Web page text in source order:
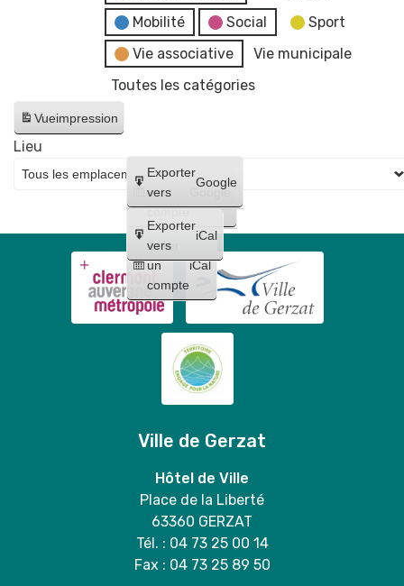
Jumelage
🎉
Mobilité
Social
Sport
Vie associative
Vie municipale
Toutes les catégories
Vueimpression
Créer
un
compte
Google
Créer
un
compte
iCal
Exporter
vers
Google
Exporter
vers
iCal
Lieu
Ville de Gerzat
Hôtel de Ville
Place de la Liberté
63360 GERZAT
Tél. : 04 73 25 00 14
Fax : 04 73 25 89 50